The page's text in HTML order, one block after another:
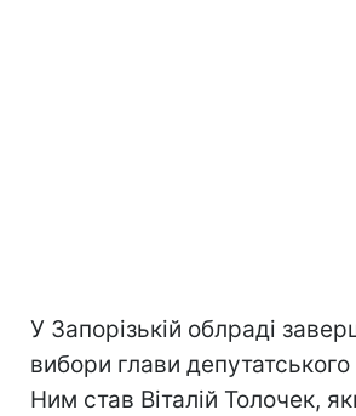
У Запорізькій облраді
вибори глави
Ним став Віталій Толочек,